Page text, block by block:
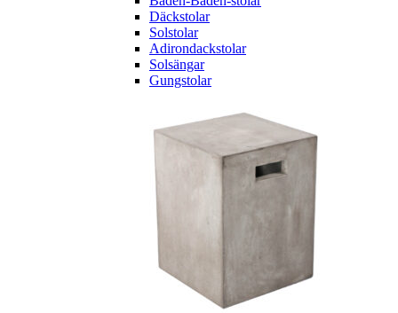
Däckstolar
Solstolar
Adirondackstolar
Solsängar
Gungstolar